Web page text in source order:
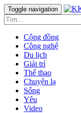
Toggle navigation
Cộng đồng
Công nghệ
Du lịch
Giải trí
Thể thao
Chuyện lạ
Sống
Yêu
Video